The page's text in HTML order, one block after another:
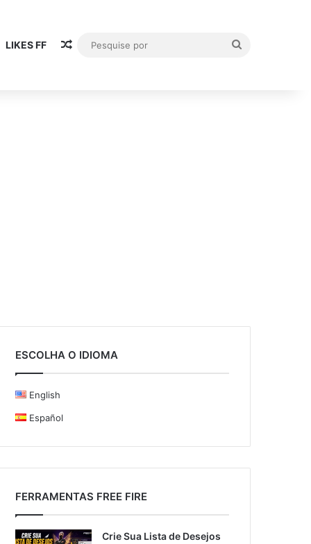
LIKES FF Artigo aleatório
ESCOLHA O IDIOMA
English
Español
FERRAMENTAS FREE FIRE
Crie Sua Lista de Desejos